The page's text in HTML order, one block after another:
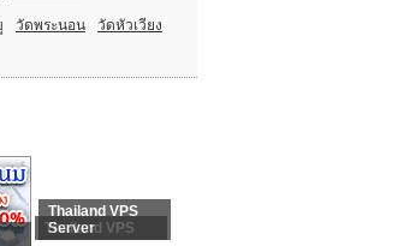
วัดพระนอน วัดหัวเวียง
Thailand VPS
Thailand VPS
Server